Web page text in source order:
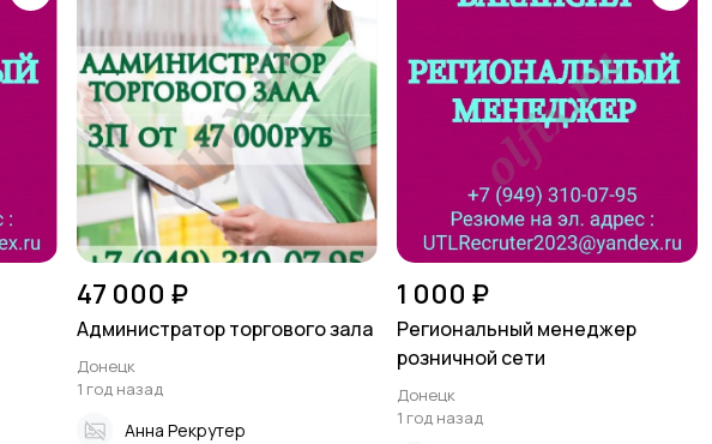
47 000 ₽
Администратор торгового зала
Донецк
1 год назад
Анна Рекрутер
1 000 ₽
Региональный менеджер
розничной сети
Донецк
1 год назад